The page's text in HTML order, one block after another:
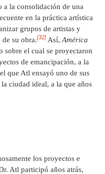
la consolidación de una
en la práctica artística
grupos de artistas y
su obra.[32] Así, América
el cual se proyectaron
de emancipación, a la
que Atl ensayó uno de sus
ciudad ideal, a la que años
los proyectos e
Atl participó años atrás,